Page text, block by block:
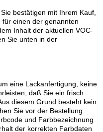
bestätigen mit Ihrem Kauf,
einen der genannten
Inhalt der aktuellen VOC-
Sie unten in der
eine Lackanfertigung, keine
daß Sie ein frisch
diesem Grund besteht kein
Sie vor der Bestellung
und Farbbezeichnung
der korrekten Farbdaten